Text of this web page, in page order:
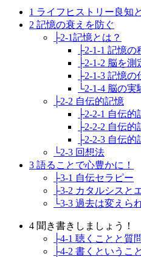
1 ライフヒストリー良知
2 記憶の衰えを防ぐ
├2-1記憶とは？
├2-1-1 記憶の
├2-1-2 脳を
├2-1-3 記憶の
└2-1-4 脳の実
├2-2 自伝的記憶
├2-2-1 自伝
├2-2-2 自伝
├2-2-3 自伝的
└2-3 回想法
3 語ることで心豊かに！
├3-1 自伝セラピー
├3-2 カタルシスと
└3-3 過去は変えら
4 聞き書きしましょう！
├4-1 聴くことと質
├4-2 書くということ